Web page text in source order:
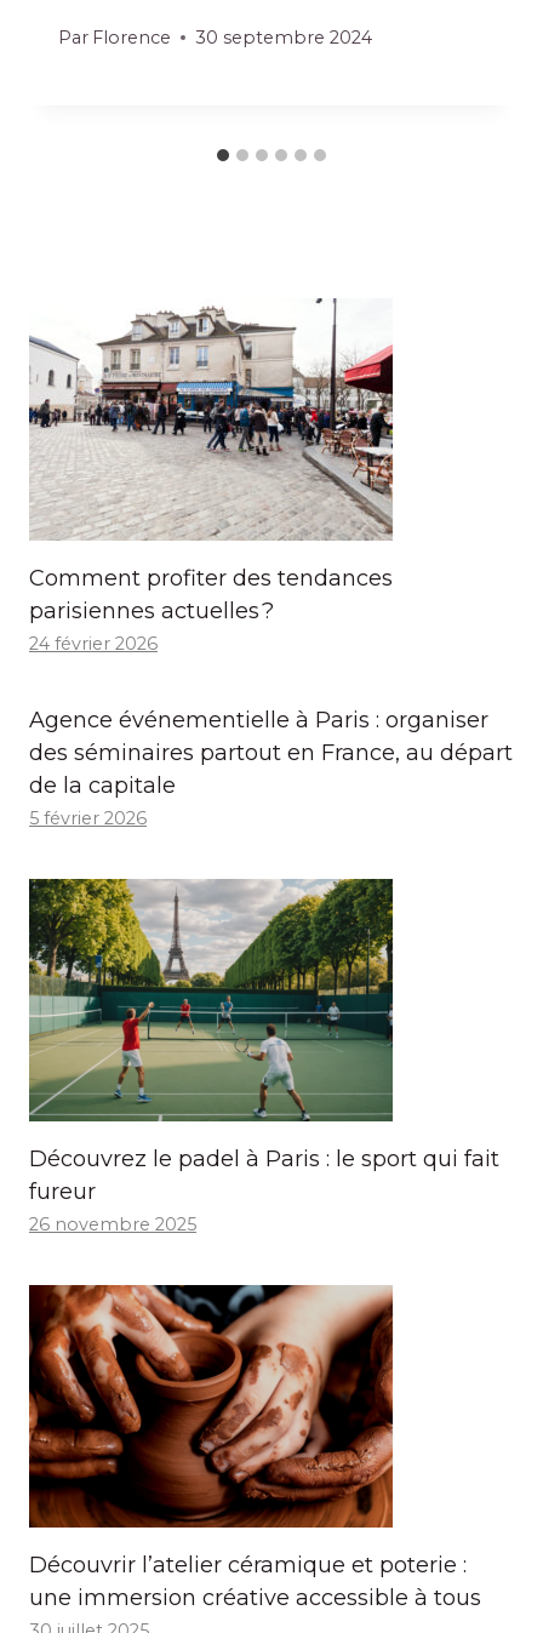
Par Florence 30 septembre 2024
Comment profiter des tendances
parisiennes actuelles ?
24 février 2026
Agence événementielle à Paris : organiser
des séminaires partout en France, au départ
de la capitale
5 février 2026
Découvrez le padel à Paris : le sport qui fait
fureur
26 novembre 2025
Découvrir l’atelier céramique et poterie :
une immersion créative accessible à tous